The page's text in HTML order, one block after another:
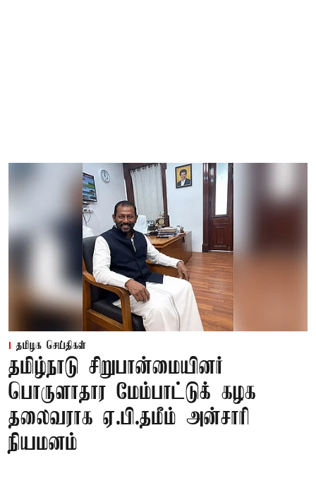
தமிழக செய்திகள்
தமிழ்நாடு சிறுபான்மையினர்
பொருளாதார மேம்பாட்டுக் கழக
தலைவராக ஏ.பி.தமீம் அன்சாரி
நியமனம்